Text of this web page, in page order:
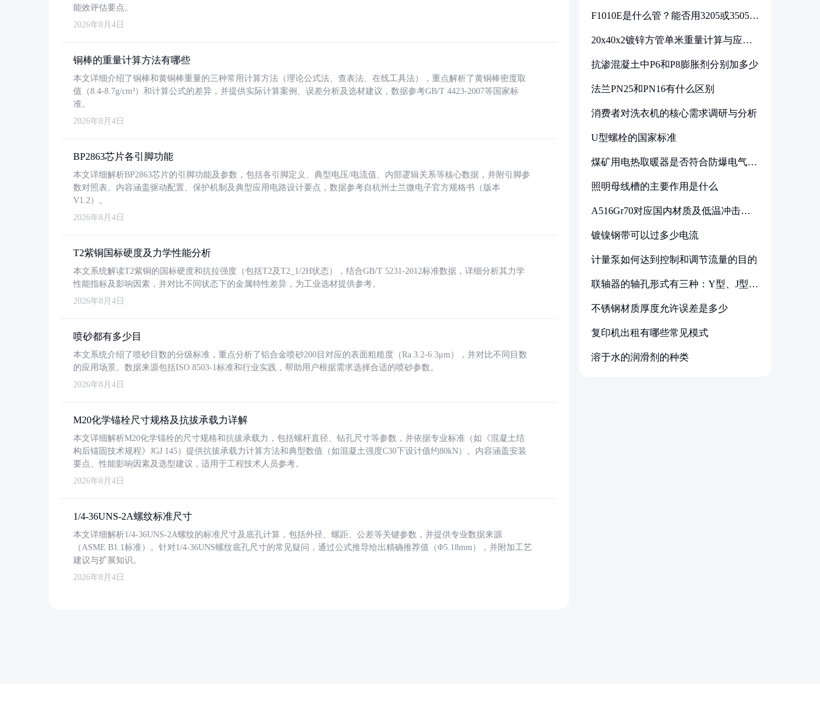
能效评估要点。
2026年8月4日
铜棒的重量计算方法有哪些
本文详细介绍了铜棒和黄铜棒重量的三种常用计算方法（理论公式法、查表法、在线工具法），重点解析了黄铜棒密度取
值（8.4-8.7g/cm³）和计算公式的差异，并提供实际计算案例、误差分析及选材建议，数据参考GB/T 4423-2007等国家标
准。
2026年8月4日
BP2863芯片各引脚功能
本文详细解析BP2863芯片的引脚功能及参数，包括各引脚定义、典型电压/电流值、内部逻辑关系等核心数据，并附引脚参
数对照表。内容涵盖驱动配置、保护机制及典型应用电路设计要点，数据参考自杭州士兰微电子官方规格书（版本
V1.2）。
2026年8月4日
T2紫铜国标硬度及力学性能分析
本文系统解读T2紫铜的国标硬度和抗拉强度（包括T2及T2_1/2H状态），结合GB/T 5231-2012标准数据，详细分析其力学
性能指标及影响因素，并对比不同状态下的金属特性差异，为工业选材提供参考。
2026年8月4日
喷砂都有多少目
本文系统介绍了喷砂目数的分级标准，重点分析了铝合金喷砂200目对应的表面粗糙度（Ra 3.2-6.3μm），并对比不同目数
的应用场景。数据来源包括ISO 8503-1标准和行业实践，帮助用户根据需求选择合适的喷砂参数。
2026年8月4日
M20化学锚栓尺寸规格及抗拔承载力详解
本文详细解析M20化学锚栓的尺寸规格和抗拔承载力，包括螺杆直径、钻孔尺寸等参数，并依据专业标准（如《混凝土结
构后锚固技术规程》JGJ 145）提供抗拔承载力计算方法和典型数值（如混凝土强度C30下设计值约80kN）。内容涵盖安装
要点、性能影响因素及选型建议，适用于工程技术人员参考。
2026年8月4日
1/4-36UNS-2A螺纹标准尺寸
本文详细解析1/4-36UNS-2A螺纹的标准尺寸及底孔计算，包括外径、螺距、公差等关键参数，并提供专业数据来源
（ASME B1.1标准）。针对1/4-36UNS螺纹底孔尺寸的常见疑问，通过公式推导给出精确推荐值（Φ5.18mm），并附加工艺
建议与扩展知识。
2026年8月4日
F1010E是什么管？能否用3205或3505代
20x40x2镀锌方管单米重量计算与应用
抗渗混凝土中P6和P8膨胀剂分别加多少
法兰PN25和PN16有什么区别
消费者对洗衣机的核心需求调研与分析
U型螺栓的国家标准
煤矿用电热取暖器是否符合防爆电气设
照明母线槽的主要作用是什么
A516Gr70对应国内材质及低温冲击要
镀镍钢带可以过多少电流
计量泵如何达到控制和调节流量的目的
联轴器的轴孔形式有三种：Y型、J型、
不锈钢材质厚度允许误差是多少
复印机出租有哪些常见模式
溶于水的润滑剂的种类